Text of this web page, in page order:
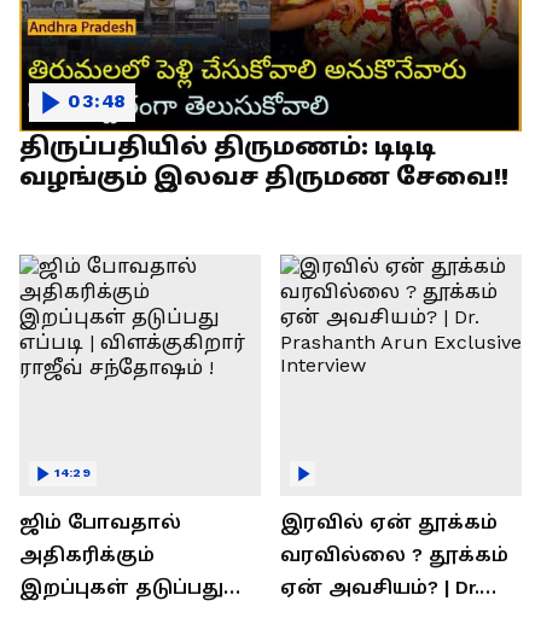
திருப்பதியில் திருமணம்: டிடிடி
வழங்கும் இலவச திருமண சேவை!!
03:48
ஜிம் போவதால்
அதிகரிக்கும்
இறப்புகள் தடுப்பது
14:29
இரவில் ஏன் தூக்கம்
வரவில்லை ? தூக்கம்
ஏன் அவசியம்? | Dr.